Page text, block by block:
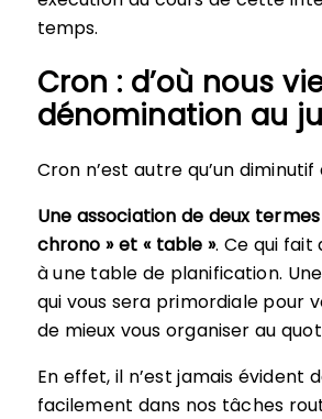
temps.
Cron : d’où nous
dénomination au
Cron n’est autre qu’un
Une association de deux
chrono » et « table ». Ce qui
à une table de planification.
qui vous sera primordiale pour
de mieux vous organiser au
En effet, il n’est jamais évident
facilement dans nos tâches